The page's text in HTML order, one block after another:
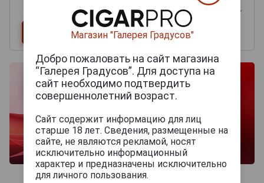
Магазин "Галерея Градусов"
Добро пожаловать на сайт магазина
“Галерея Градусов”. Для доступа на
сайт необходимо подтвердить
совершеннолетний возраст.
Сайт содержит информацию для лиц
старше 18 лет. Сведения, размещенные на
сайте, не являются рекламой, носят
исключительно информационный
характер и предназначены исключительно
для личного пользования.